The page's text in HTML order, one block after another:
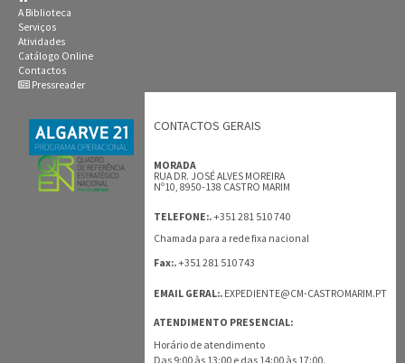
A Biblioteca
Serviços
Atividades
Catálogo Online
Contactos
Pressreader
CONTACTOS GERAIS
MORADA
RUA DR. JOSÉ ALVES MOREIRA
Nº10, 8950-138 CASTRO MARIM
TELEFONE:.+351 281 510 740
Chamada para a rede fixa nacional
Fax:.+351 281 510 743
EMAIL GERAL:. EXPEDIENTE@CM-CASTROMARIM.PT
ATENDIMENTO PRESENCIAL:
Horário de atendimento
Das 9:00 às 13:00 e das 14:00 às 17:00.